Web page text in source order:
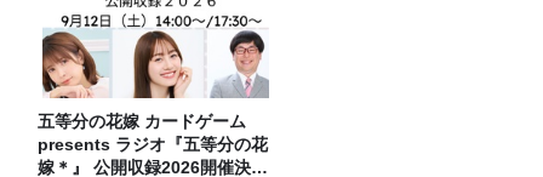
五等分の花嫁 カードゲーム
presents ラジオ『五等分の花
嫁＊』 公開収録2026開催決